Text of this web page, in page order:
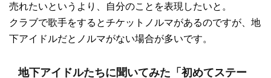
売れたいというより、自分のことを表現したいと。
クラブで歌手をするとチケットノルマがあるのですが、地
下アイドルだとノルマがない場合が多いです。
地下アイドルたちに聞いてみた「初めてステー